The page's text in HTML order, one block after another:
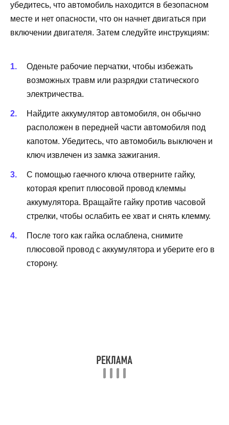
убедитесь, что автомобиль находится в безопасном
месте и нет опасности, что он начнет двигаться при
включении двигателя. Затем следуйте инструкциям:
Оденьте рабочие перчатки, чтобы избежать
возможных травм или разрядки статического
электричества.
Найдите аккумулятор автомобиля, он обычно
расположен в передней части автомобиля под
капотом. Убедитесь, что автомобиль выключен и
ключ извлечен из замка зажигания.
С помощью гаечного ключа отверните гайку,
которая крепит плюсовой провод клеммы
аккумулятора. Вращайте гайку против часовой
стрелки, чтобы ослабить ее хват и снять клемму.
После того как гайка ослаблена, снимите
плюсовой провод с аккумулятора и уберите его в
сторону.